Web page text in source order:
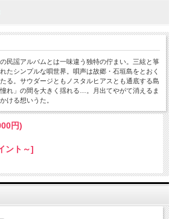
民謡アルバムとは一味違う独特の佇まい。三絃と箏
たシンプルな唄世界。唄声は故郷・石垣島をとおく
る。サウダージともノスタルヒアスとも通底する島
れ」の間を大きく揺れる…。月出てやがて消えるま
ける想いうた。
円)
ント～]